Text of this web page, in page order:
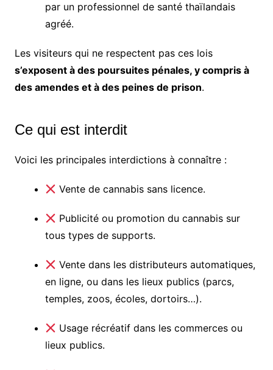
par un professionnel de santé thaïlandais
agréé.
Les visiteurs qui ne respectent pas ces lois
s’exposent à des poursuites pénales, y compris à
des amendes et à des peines de prison.
Ce qui est interdit
Voici les principales interdictions à connaître :
Vente de cannabis sans licence.
Publicité ou promotion du cannabis sur
tous types de supports.
Vente dans les distributeurs automatiques,
en ligne, ou dans les lieux publics (parcs,
temples, zoos, écoles, dortoirs…).
Usage récréatif dans les commerces ou
lieux publics.